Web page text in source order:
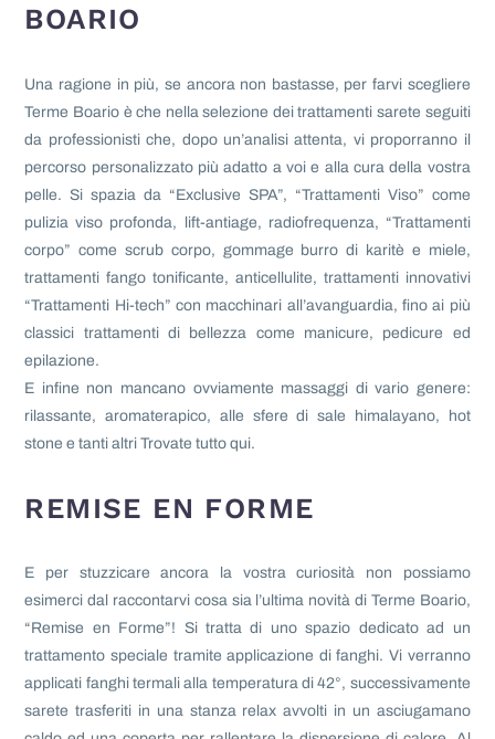
BOARIO
Una ragione in più, se ancora non bastasse, per farvi scegliere
Terme Boario è che nella selezione dei trattamenti sarete seguiti
da professionisti che, dopo un’analisi attenta, vi proporranno il
percorso personalizzato più adatto a voi e alla cura della vostra
pelle. Si spazia da “Exclusive SPA”, “Trattamenti Viso” come
pulizia viso profonda, lift-antiage, radiofrequenza, “Trattamenti
corpo” come scrub corpo, gommage burro di karitè e miele,
trattamenti fango tonificante, anticellulite, trattamenti innovativi
“Trattamenti Hi-tech” con macchinari all’avanguardia, fino ai più
classici trattamenti di bellezza come manicure, pedicure ed
epilazione.
E infine non mancano ovviamente massaggi di vario genere:
rilassante, aromaterapico, alle sfere di sale himalayano, hot
stone e tanti altri Trovate tutto qui.
REMISE EN FORME
E per stuzzicare ancora la vostra curiosità non possiamo
esimerci dal raccontarvi cosa sia l’ultima novità di Terme Boario,
“Remise en Forme”! Si tratta di uno spazio dedicato ad un
trattamento speciale tramite applicazione di fanghi. Vi verranno
applicati fanghi termali alla temperatura di 42°, successivamente
sarete trasferiti in una stanza relax avvolti in un asciugamano